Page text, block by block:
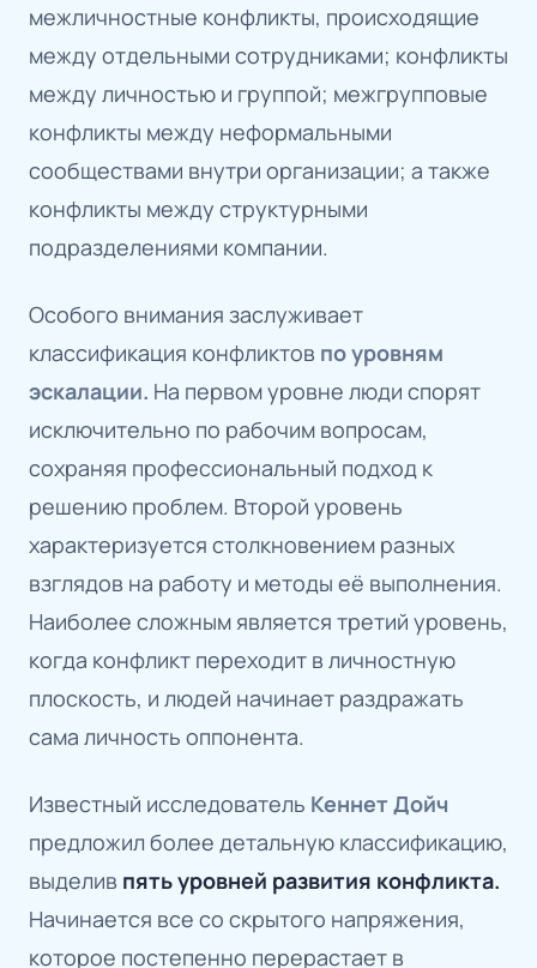
межличностные конфликты, происходящие
между отдельными сотрудниками; конфликты
между личностью и группой; межгрупповые
конфликты между неформальными
сообществами внутри организации; а также
конфликты между структурными
подразделениями компании.
Особого внимания заслуживает
классификация конфликтов по уровням
эскалации. На первом уровне люди спорят
исключительно по рабочим вопросам,
сохраняя профессиональный подход к
решению проблем. Второй уровень
характеризуется столкновением разных
взглядов на работу и методы её выполнения.
Наиболее сложным является третий уровень,
когда конфликт переходит в личностную
плоскость, и людей начинает раздражать
сама личность оппонента.
Известный исследователь Кеннет Дойч
предложил более детальную классификацию,
выделив пять уровней развития конфликта.
Начинается все со скрытого напряжения,
которое постепенно перерастает в